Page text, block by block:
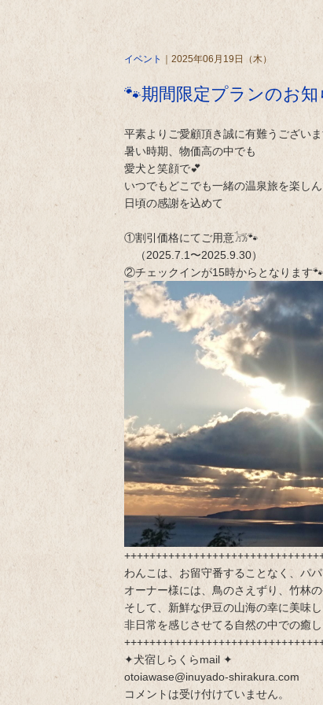
イベント ｜2025年06月19日（木）
🐾期間限定プランのお知
平素よりご愛顧頂き誠に有難うございま
暑い時期、物価高の中でも
愛犬と笑顔で💕
いつでもどこでも一緒の温泉旅を楽しん
日頃の感謝を込めて
①割引価格にてご用意𓃡🐾
（2025.7.1〜2025.9.30）
②チェックインが15時からとなります🐾
わんこは、お留守番することなく、パ
オーナー様には、鳥のさえずり、竹林
そして、新鮮な伊豆の山海の幸に美味
非日常を感じさせてる自然の中での癒し
✦犬宿しらくらmail ✦
otoiawase@inuyado-shirakura.com
コメントは受け付けていません。